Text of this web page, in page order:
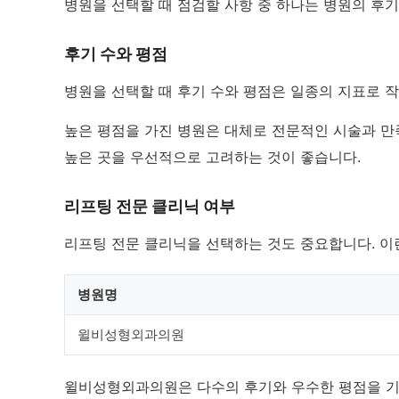
병원을 선택할 때 점검할 사항 중 하나는 병원의 후
후기 수와 평점
병원을 선택할 때 후기 수와 평점은 일종의 지표로
높은 평점을 가진 병원은 대체로 전문적인 시술과
높은 곳을 우선적으로 고려하는 것이 좋습니다.
리프팅 전문 클리닉 여부
리프팅 전문 클리닉을 선택하는 것도 중요합니다.
병원명
윌비성형외과의원
윌비성형외과의원은 다수의 후기와 우수한 평점을